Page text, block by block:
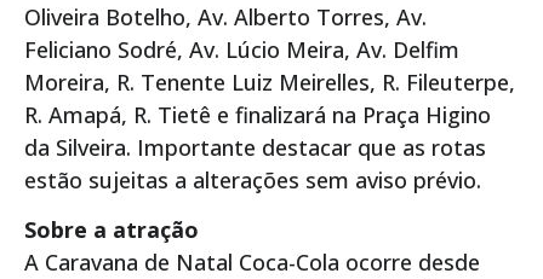
Oliveira Botelho, Av. Alberto Torres, Av.
Feliciano Sodré, Av. Lúcio Meira, Av. Delfim
Moreira, R. Tenente Luiz Meirelles, R. Fileuterpe,
R. Amapá, R. Tietê e finalizará na Praça Higino
da Silveira. Importante destacar que as rotas
estão sujeitas a alterações sem aviso prévio.
Sobre a atração
A Caravana de Natal Coca-Cola ocorre desde